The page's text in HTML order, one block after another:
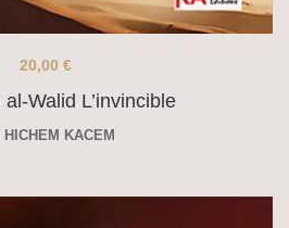
Walid L’invincible
20,00 €
HICHEM KACEM